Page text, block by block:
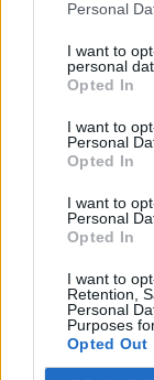
Personal
I want to
personal
Opted In
I want to
Personal
Opted In
I want to
Personal
Opted In
I want to
Retention,
Personal
Purposes
Opted Out
Ligy
| |123 |124
dotazy a
vesnici?
2. dubna 2017
Diskuse: 3
7. listopadu 2016
Diskuse: 1
Přepojení domácí